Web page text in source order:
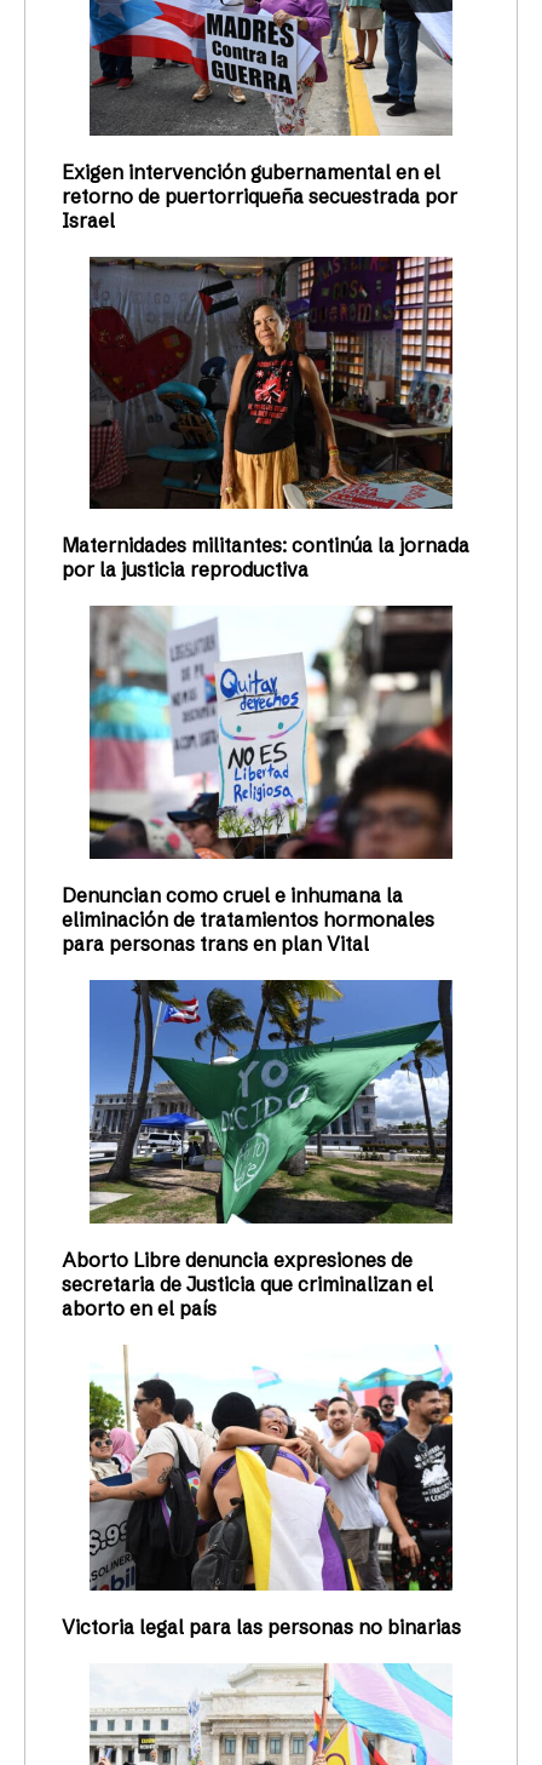
Exigen intervención gubernamental en el
retorno de puertorriqueña secuestrada por
Israel
Maternidades militantes: continúa la jornada
por la justicia reproductiva
Denuncian como cruel e inhumana la
eliminación de tratamientos hormonales
para personas trans en plan Vital
Aborto Libre denuncia expresiones de
secretaria de Justicia que criminalizan el
aborto en el país
Victoria legal para las personas no binarias